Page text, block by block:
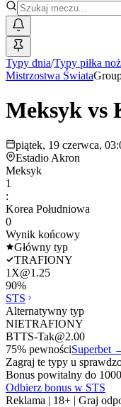
Typy dnia/Typy piłka
Mistrzostwa Świata
Meksyk vs
piątek, 19 czerwca,
Estadio Akron
Meksyk
1
:
Korea Południowa
0
Wynik końcowy
Główny typ
TRAFIONY
1X@1.25
90%
STS
Alternatywny typ
NIETRAFIONY
BTTS-Tak@2.00
75% pewnościSuperbet
Zagraj te typy u
Bonus powitalny do
Odbierz bonus w STS
Reklama | 18+ | Graj